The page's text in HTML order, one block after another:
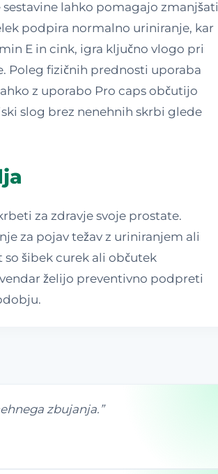
lahko pomagajo zmanjšati
podpira normalno uriniranje, kar
E in cink, igra ključno vlogo pri
Poleg fizičnih prednosti uporaba
z uporabo Pro caps občutijo
slog brez nenehnih skrbi glede
za zdravje svoje prostate.
za pojav težav z uriniranjem ali
so šibek curek ali občutek
želijo preventivno podpreti
zbujanja. ”